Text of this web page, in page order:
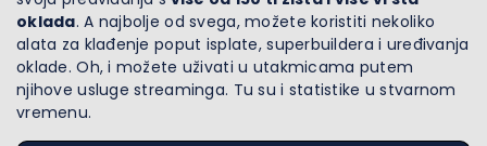
oklada. A najbolje od svega, možete koristiti nekoliko
alata za klađenje poput isplate, superbuildera i uređivanja
oklade. Oh, i možete uživati u utakmicama putem
njihove usluge streaminga. Tu su i statistike u stvarnom
vremenu.